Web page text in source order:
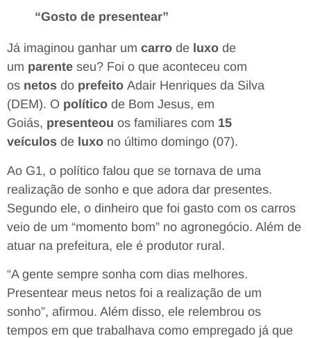
“Gosto de presentear”
Já imaginou ganhar um carro de luxo de
um parente seu? Foi o que aconteceu com
os netos do prefeito Adair Henriques da Silva
(DEM). O político de Bom Jesus, em
Goiás, presenteou os familiares com 15
veículos de luxo no último domingo (07).
Ao G1, o político falou que se tornava de uma
realização de sonho e que adora dar presentes.
Segundo ele, o dinheiro que foi gasto com os carros
veio de um “momento bom” no agronegócio. Além de
atuar na prefeitura, ele é produtor rural.
“A gente sempre sonha com dias melhores.
Presentear meus netos foi a realização de um
sonho”, afirmou. Além disso, ele relembrou os
tempos em que trabalhava como empregado já que